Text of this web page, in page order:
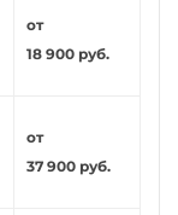
от
18 900 руб.
от
37 900 руб.